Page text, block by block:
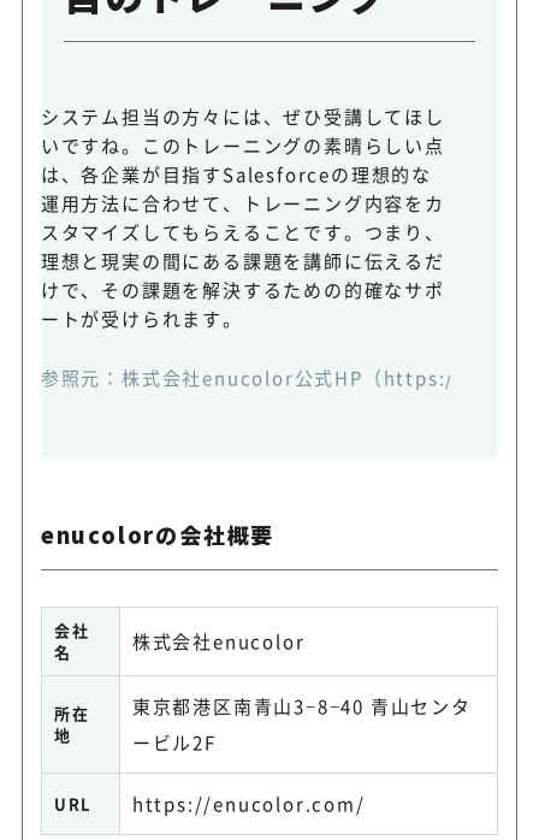
システム担当の方々には、ぜひ受講してほし
いですね。このトレーニングの素晴らしい点
は、各企業が目指すSalesforceの理想的な
運用方法に合わせて、トレーニング内容をカ
スタマイズしてもらえることです。つまり、
理想と現実の間にある課題を講師に伝えるだ
けで、その課題を解決するための的確なサポ
ートが受けられます。
参照元：株式会社enucolor公式HP（https://
enucolorの会社概要
会社
名
株式会社enucolor
所在
地
東京都港区南青山3−8−40 青山センタ
ービル2F
URL https://enucolor.com/